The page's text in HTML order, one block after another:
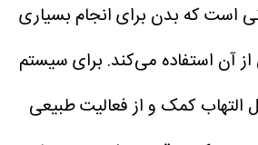
است که بدن برای انجام بسیاری
آن استفاده می‌کند. برای سیستم
التهاب کمک و از فعالیت طبیعی